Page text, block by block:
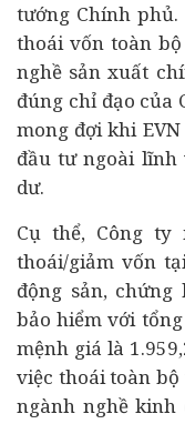
tướng Chính
thoái vốn toàn
nghề sản xuất
đúng chỉ đạo của
mong đợi khi
đầu tưngoài lĩnh
dư.
Cụ thể, Công ty
thoái/giảm vốn
động sản, chứng
bảo hiểm với
mệnh giá là
việc thoái toàn
ngành nghề kinh